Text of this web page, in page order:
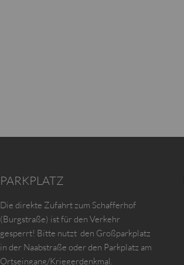
PARKPLATZ
Die direkte Zufahrt zum Schafferhof
(Burgstraße) ist für den Verkehr
gesperrt! Bitte nutzt den Großparkplatz
in der Naabstraße oder den Parkplatz am
Ortseingang/Kriegerdenkmal.